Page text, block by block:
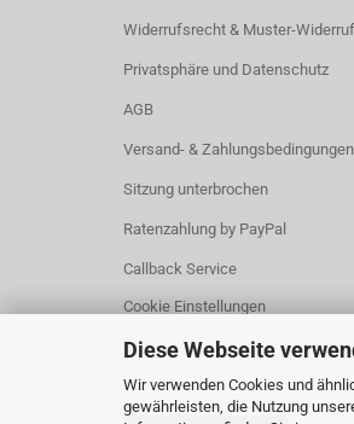
Diese Webseite
Wir verwenden Cookies und
gewährleisten, die Nutzung
Widerrufsrecht & Muster-
Privatsphäre und Datenschutz
AGB
Versand- & Zahlungsbedingungen
Sitzung unterbrochen
Ratenzahlung by PayPal
Callback Service
Cookie Einstellungen